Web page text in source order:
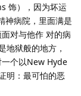
饰），因为坏运
神病院，里面满是
对与他作 对的病
地狱般的地方，
个以New Hyde
明：最可怕的恶